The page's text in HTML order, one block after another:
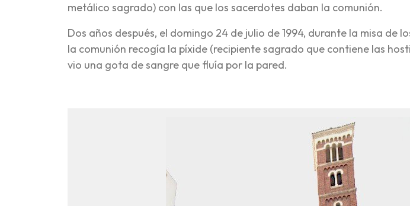
metálico sagrado) con las que los sacerdotes daban la comunión.
Dos años después, el domingo 24 de julio de 1994, durante la misa de
la comunión recogía la píxide (recipiente sagrado que contiene las
vio una gota de sangre que fluía por la pared.